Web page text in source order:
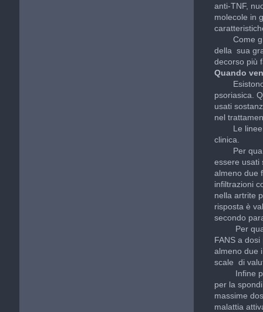
anti-TNF,
molecole in
Come già
della sua
decorso più
Quando
Esistono
psoriasica.
usati
nel
Le linee
clinica.
Per
essere usati
almeno due
infiltrazioni
nella artrite
risposta è
secondo
Per
FANS a
almeno due
scale di
Infine per
per la
massime
malattia